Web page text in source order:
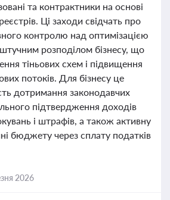
та контрактники на основі
Ці заходи свідчать про
контролю над оптимізацією
розподілом бізнесу, що
тіньових схем і підвищення
потоків. Для бізнесу це
дотримання законодавчих
підтвердження доходів
і штрафів, а також активну
бюджету через сплату податків
2026